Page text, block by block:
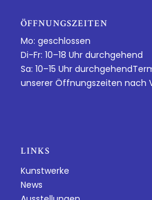
ÖFFNUNGSZEITEN
Mo: geschlossen
Di-Fr: 10–18 Uhr durchgehend
Sa: 10–15 Uhr
unserer Öffnungszeiten nach
LINKS
Kunstwerke
News